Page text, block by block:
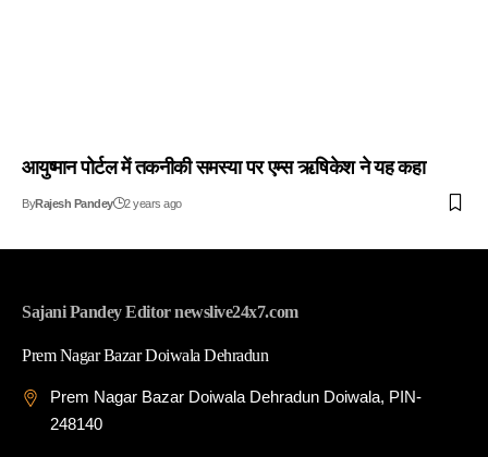
आयुष्मान पोर्टल में तकनीकी समस्या पर एम्स ऋषिकेश ने यह कहा
ByRajesh Pandey 2 years ago
Sajani Pandey Editor newslive24x7.com
Prem Nagar Bazar Doiwala Dehradun
Prem Nagar Bazar Doiwala Dehradun Doiwala, PIN-
248140